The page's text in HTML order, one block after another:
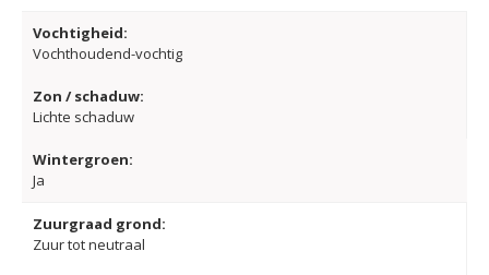
Vochtigheid:
Vochthoudend-vochtig
Zon / schaduw:
Lichte schaduw
Wintergroen:
Ja
Zuurgraad grond:
Zuur tot neutraal